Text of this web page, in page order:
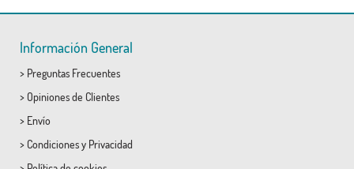
Información General
> Preguntas Frecuentes
> Opiniones de Clientes
> Envío
> Condicionesy Privacidad